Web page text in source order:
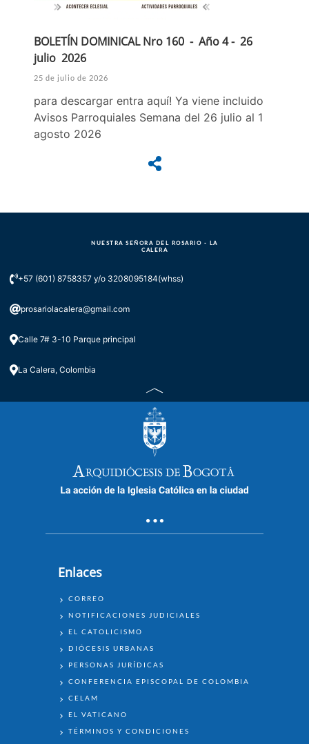
BOLETÍN DOMINICAL Nro 160 - Año 4 - 26
julio 2026
25 de julio de 2026
para descargar entra aquí! Ya viene incluido
Avisos Parroquiales Semana del 26 julio al 1
agosto 2026
NUESTRA SEÑORA DEL ROSARIO - LA
CALERA
+57 (601) 8758357 y/o 3208095184(whss)
prosariolacalera@gmail.com
Calle 7# 3-10 Parque principal
La Calera, Colombia
Enlaces
ENLACES
CORREO
NOTIFICACIONES JUDICIALES
EL CATOLICISMO
DIÓCESIS URBANAS
PERSONAS JURÍDICAS
CONFERENCIA EPISCOPAL DE COLOMBIA
CELAM
EL VATICANO
TÉRMINOS Y CONDICIONES